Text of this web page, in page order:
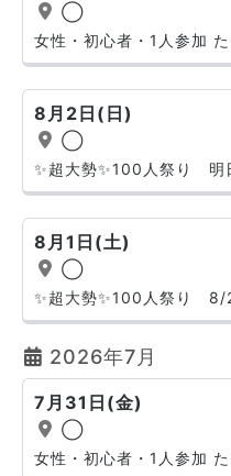
◯
女性・初心者・1人参加
8月2日(日)
◯
✨超大勢✨100人祭り
8月1日(土)
◯
✨超大勢✨100人祭り
2026年7月
7月31日(金)
◯
女性・初心者・1人参加